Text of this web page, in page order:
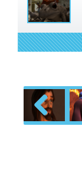
Previous